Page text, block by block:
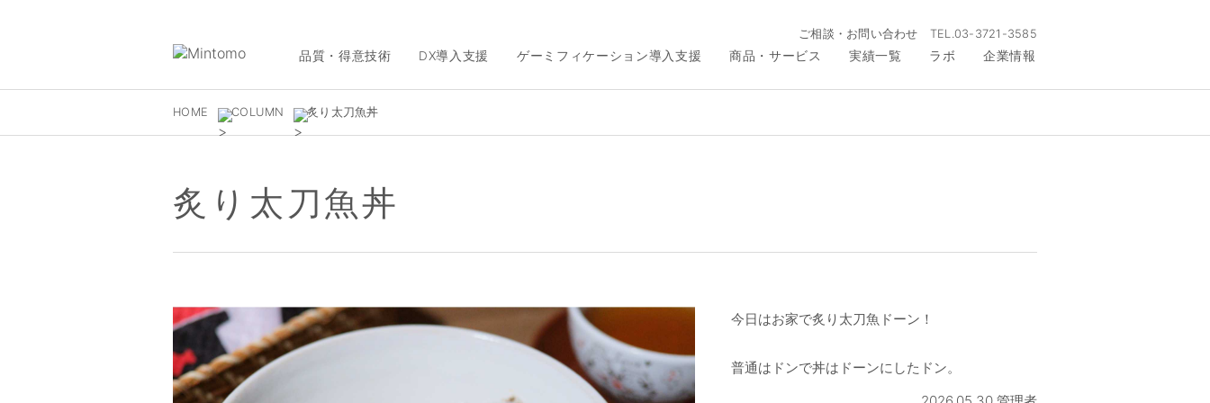
ご相談・お問い合わせ TEL.03-3721-3585
品質・得意技術 DX導入支援 ゲーミフィケーション導入支援 商品・サービス 実績一覧 ラボ 企業情報
HOME COLUMN 炙り太刀魚丼
炙り太刀魚丼
今日はお家で炙り太刀魚ドーン！
普通はドンで丼はドーンにしたドン。